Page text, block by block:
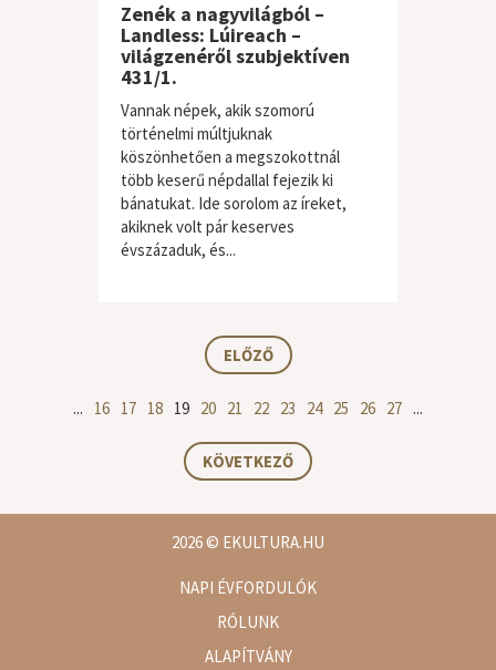
Zenék a nagyvilágból –
Landless: Lúireach –
világzenéről szubjektíven
431/1.
Vannak népek, akik szomorú
történelmi múltjuknak
köszönhetően a megszokottnál
több keserű népdallal fejezik ki
bánatukat. Ide sorolom az íreket,
akiknek volt pár keserves
évszázaduk, és...
világzene / folk
ELŐZŐ
... 16 17 18 19 20 21 22 23 24 25 26 27 ...
KÖVETKEZŐ
2026© EKULTURA.HU
NAPI ÉVFORDULÓK
RÓLUNK
ALAPÍTVÁNY